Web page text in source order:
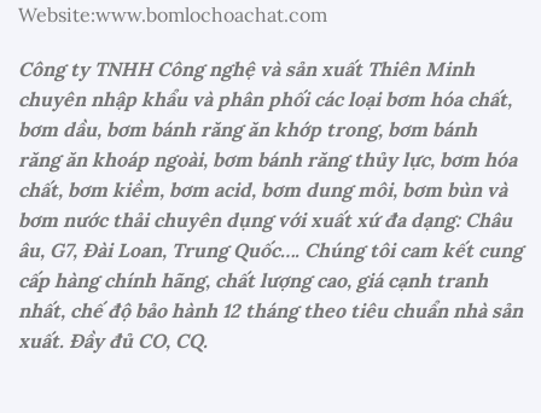
Website:www.bomlochoachat.com
Công ty TNHH Công nghệ và sản xuất Thiên Minh
chuyên nhập khẩu và phân phối các loại bơm hóa chất,
bơm dầu, bơm bánh răng ăn khớp trong, bơm bánh
răng ăn khoáp ngoài, bơm bánh răng thủy lực, bơm hóa
chất, bơm kiềm, bơm acid, bơm dung môi, bơm bùn và
bơm nước thải chuyên dụng với xuất xứ đa dạng: Châu
âu, G7, Đài Loan, Trung Quốc…. Chúng tôi cam kết cung
cấp hàng chính hãng, chất lượng cao, giá cạnh tranh
nhất, chế độ bảo hành 12 tháng theo tiêu chuẩn nhà sản
xuất. Đầy đủ CO, CQ.